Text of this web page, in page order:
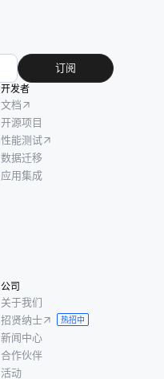
订阅
开发者
文档
开源项目
性能测试
数据迁移
应用集成
公司
关于我们
招贤纳士
热招中
新闻中心
合作伙伴
活动